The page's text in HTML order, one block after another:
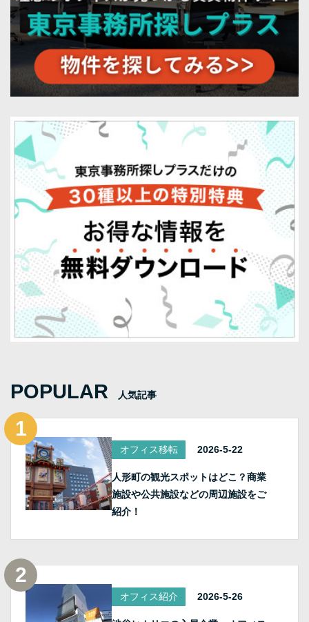
POPULAR 人気記事
オフィス移転 2026-5-22
人形町の観光スポットはどこ？商業
施設や公共施設などの周辺施設をご
紹介！
オフィス紹介 2026-5-26